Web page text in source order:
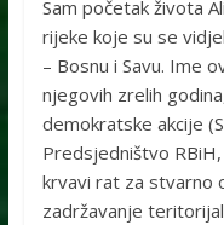
Sam početak života
rijeke koje su se
– Bosnu i Savu. Ime
njegovih zrelih
demokratske akcije
Predsjedništvo
krvavi rat za stvarno
zadržavanje